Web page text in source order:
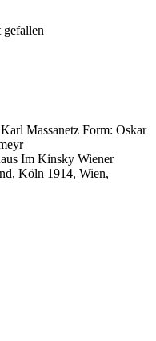
gefallen
Massanetz Form: Oskar
Im Kinsky Wiener
Köln 1914, Wien,